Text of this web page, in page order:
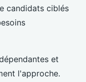
candidats ciblés
et
l'approche.